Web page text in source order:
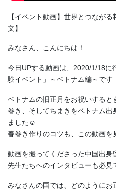
【イベント動画】世界とつなが
文】
みなさん、こんにちは！
今日UPする動画は、2020/1/18に
験イベント」～ベトナム編～です
ベトナムの旧正月をお祝いする
巻き、そしてちまきをベトナム
ました☺
春巻き作りのコツも、この動画を
動画を撮ってくださった中国出身
先生たちへのインタビューも必見
みなさんの国では、どのようにお